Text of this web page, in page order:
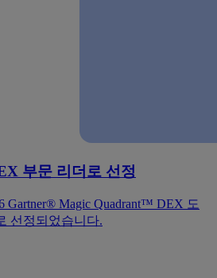
부문 리더로 선정
Gartner® Magic Quadrant™ DEX 도
선정되었습니다.